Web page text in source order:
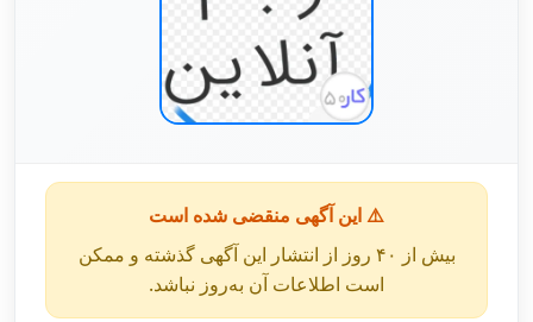
⚠️ این آگهی منقضی شده است
بیش از ۴۰ روز از انتشار این آگهی گذشته و ممکن
است اطلاعات آن به‌روز نباشد.